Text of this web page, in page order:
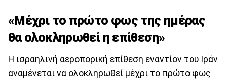
«Μέχρι το πρώτο φως της ημέρας
θα ολοκληρωθεί η επίθεση»
Η ισραηλινή αεροπορική επίθεση εναντίον του Ιράν
αναμένεται να ολοκληρωθεί μέχρι το πρώτο φως